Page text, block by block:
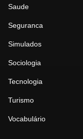
Saude
Seguranca
Simulados
Sociologia
Tecnologia
Turismo
Vocabulário